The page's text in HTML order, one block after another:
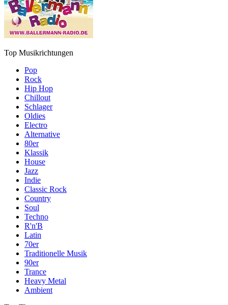
Top Musikrichtungen
Pop
Rock
Hip Hop
Chillout
Schlager
Oldies
Electro
Alternative
80er
Klassik
House
Jazz
Indie
Classic Rock
Country
Soul
Techno
R'n'B
Latin
70er
Traditionelle Musik
90er
Trance
Heavy Metal
Ambient